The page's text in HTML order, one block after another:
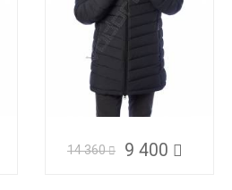
14 360 9 400